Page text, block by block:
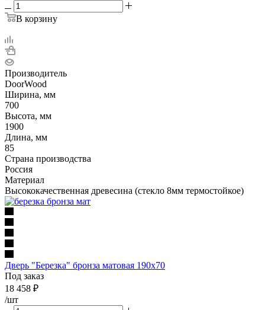
В корзину
Производитель
DoorWood
Ширина, мм
700
Высота, мм
1900
Длина, мм
85
Страна производства
Россия
Материал
Высококачественная древесина (стекло 8мм термостойкое)
Дверь "Березка" бронза матовая 190х70
Под заказ
18 458 ₽
/шт